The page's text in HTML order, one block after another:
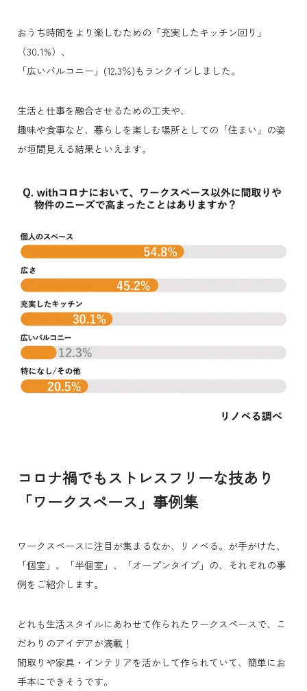
おうち時間をより楽しむための「充実したキッチン回り」
（30.1%）、
「広いバルコニー」(12.3％)もランクインしました。
生活と仕事を融合させるための工夫や、
趣味や食事など、暮らしを楽しむ場所としての「住まい」の姿
が垣間見える結果といえます。
コロナ禍でもストレスフリーな技あり
「ワークスペース」事例集
ワークスペースに注目が集まるなか、リノベる。が手がけた、
「個室」、「半個室」、「オープンタイプ」の、それぞれの事
例をご紹介します。
どれも生活スタイルにあわせて作られたワークスペースで、こ
だわりのアイデアが満載！
間取りや家具・インテリアを活かして作られていて、簡単にお
手本にできそうです。